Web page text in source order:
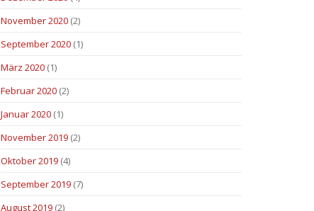
November 2020 (2)
September 2020 (1)
März 2020 (1)
Februar 2020 (2)
Januar 2020 (1)
November 2019 (2)
Oktober 2019 (4)
September 2019 (7)
August 2019 (2)